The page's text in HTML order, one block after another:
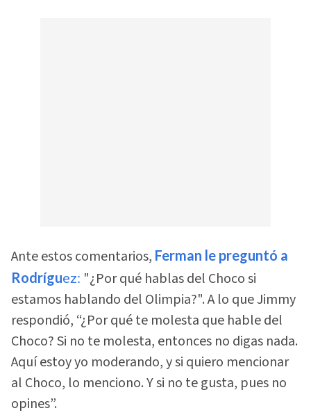
Ante estos comentarios, Ferman le preguntó a
Rodríguez: "¿Por qué hablas del Choco si
estamos hablando del Olimpia?". A lo que Jimmy
respondió, “¿Por qué te molesta que hable del
Choco? Si no te molesta, entonces no digas nada.
Aquí estoy yo moderando, y si quiero mencionar
al Choco, lo menciono. Y si no te gusta, pues no
opines”.